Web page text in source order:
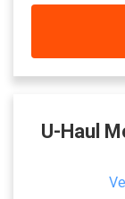
U-Haul